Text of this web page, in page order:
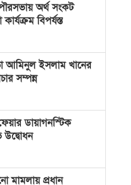
অর্থ সংকট
বিপর্যস্ত
আমিনুল ইসলাম খানের
সম্পন্ন
ডায়াগনস্টিক
উদ্বোধন
মামলায় প্রধান